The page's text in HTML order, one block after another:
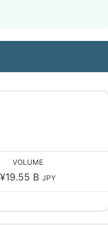
VOLUME
¥19.55 B JPY